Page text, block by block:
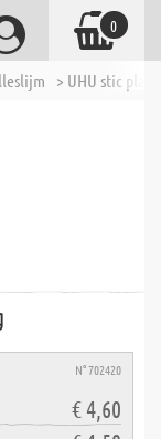
> UHU stic
N° 702420
€ 4,60
0